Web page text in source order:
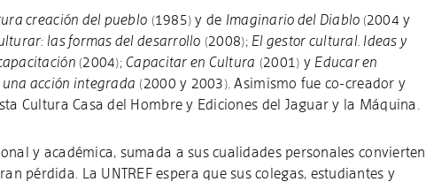
creación del pueblo (1985) y de Imaginario del Diablo (2004 y
las formas del desarrollo (2008); El gestor cultural. Ideas y
(2004);Capacitar en Cultura (2001) y Educar en
acción integrada (2000 y 2003). Asimismo fue co-creador y
Cultura Casa del Hombre y Ediciones del Jaguar y la Máquina.
y académica, sumada a sus cualidades personales convierten
pérdida. La UNTREF espera que sus colegas, estudiantes y